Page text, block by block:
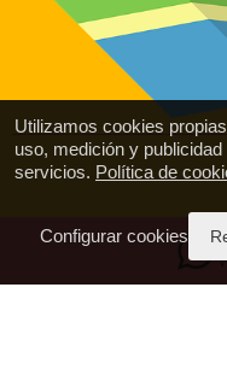
Utilizamos cookies
uso, medición y
servicios. Política de
Configurar cookies
Emisión